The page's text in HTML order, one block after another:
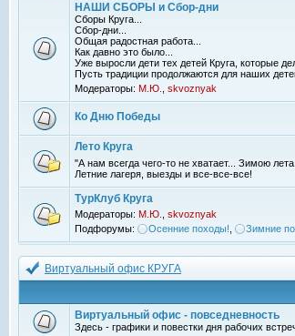
НАШИ СБОРЫ и Сбор-дни
Сборы Круга...
Сбор-дни...
Общая радостная работа...
Как давно это было...
Уже выросли дети тех детей Круга, которые
Пусть традиции продолжаются для наших
Модераторы: М.Ю. skvoznyak
Ко Дню Победы
Лето Круга
"А нам всегда чего-то не хватает... Зимою
Летние лагеря, выезды и все-все-все!
ТурКлуб Круга
Модераторы: М.Ю.
skvoznyak
Подфорумы:
Осенние походы! Зимние
Виртуальный офис КРУГА
Виртуальный офис - повседневность
Здесь - графики и повестки дня рабочих